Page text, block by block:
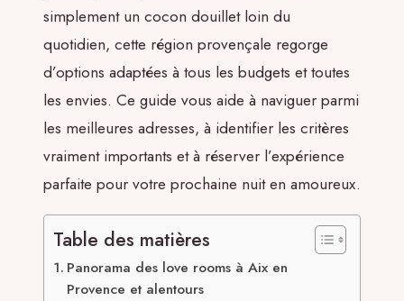
simplement un cocon douillet loin du
quotidien, cette région provençale regorge
d’options adaptées à tous les budgets et toutes
les envies. Ce guide vous aide à naviguer parmi
les meilleures adresses, à identifier les critères
vraiment importants et à réserver l’expérience
parfaite pour votre prochaine nuit en amoureux.
Table des matières
Panorama des love rooms à Aix en
Provence et alentours